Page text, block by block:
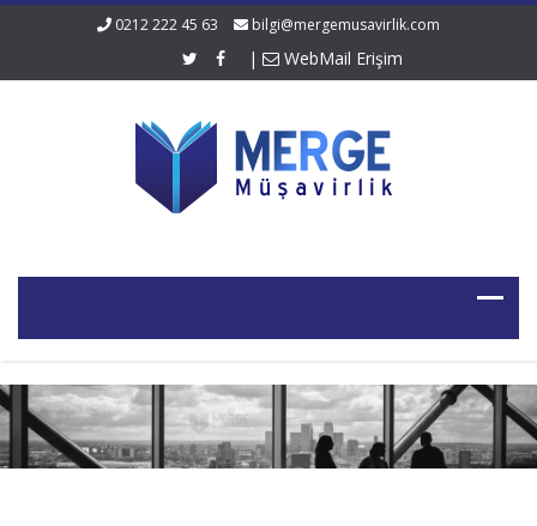
0212 222 45 63 bilgi@mergemusavirlik.com
| WebMail Erişim